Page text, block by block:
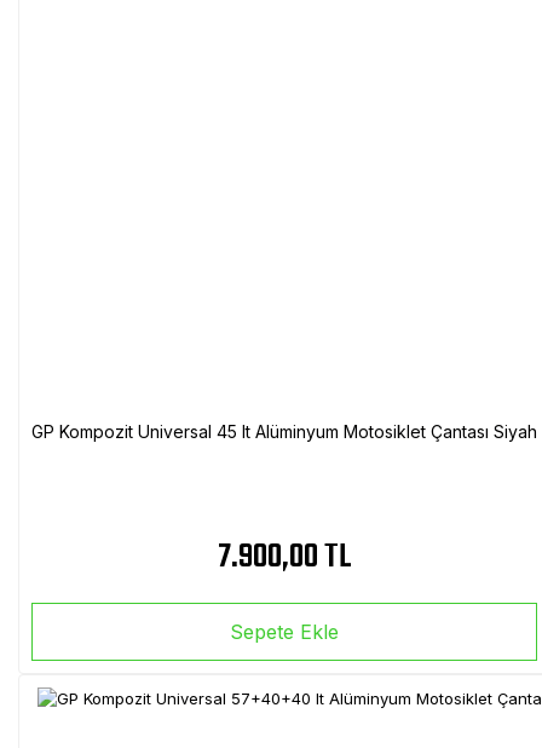
GP Kompozit Universal 45 lt Alüminyum Motosiklet Çantası Siyah
7.900,00 TL
Sepete Ekle